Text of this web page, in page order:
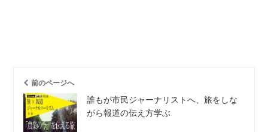
前のページへ
誰もが市民ジャーナリストへ、旅をしな
がら報道の伝え方学ぶ